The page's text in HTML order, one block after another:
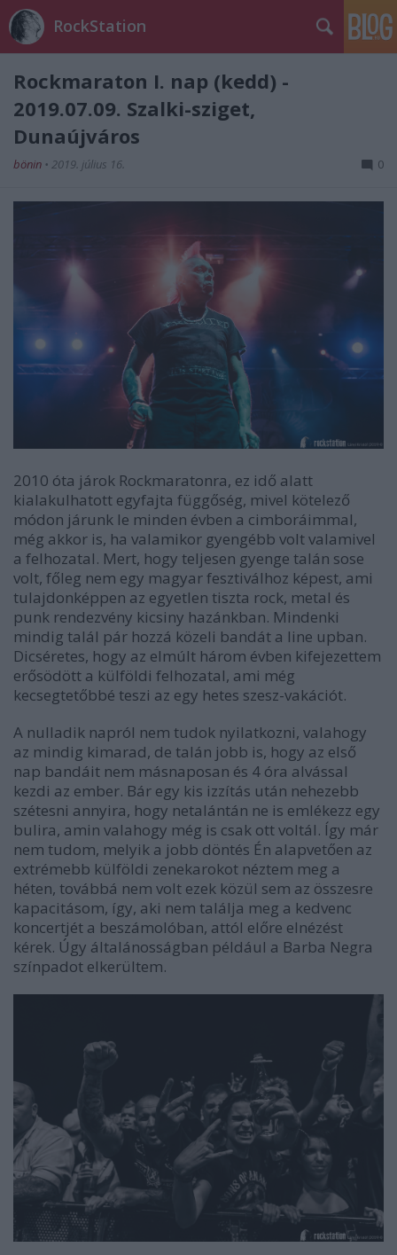
RockStation
Rockmaraton I. nap (kedd) -
2019.07.09. Szalki-sziget,
Dunaújváros
bönin • 2019. július 16. 0
2010 óta járok Rockmaratonra, ez idő alatt
kialakulhatott egyfajta függőség, mivel kötelező
módon járunk le minden évben a cimboráimmal,
még akkor is, ha valamikor gyengébb volt valamivel
a felhozatal. Mert, hogy teljesen gyenge talán sose
volt, főleg nem egy magyar fesztiválhoz képest, ami
tulajdonképpen az egyetlen tiszta rock, metal és
punk rendezvény kicsiny hazánkban. Mindenki
mindig talál pár hozzá közeli bandát a line upban.
Dicséretes, hogy az elmúlt három évben kifejezettem
erősödött a külföldi felhozatal, ami még
kecsegtetőbbé teszi az egy hetes szesz-vakációt.
A nulladik napról nem tudok nyilatkozni, valahogy
az mindig kimarad, de talán jobb is, hogy az első
nap bandáit nem másnaposan és 4 óra alvással
kezdi az ember. Bár egy kis izzítás után nehezebb
szétesni annyira, hogy netalántán ne is emlékezz egy
bulira, amin valahogy még is csak ott voltál. Így már
nem tudom, melyik a jobb döntés Én alapvetően az
extrémebb külföldi zenekarokot néztem meg a
héten, továbbá nem volt ezek közül sem az összesre
kapacitásom, így, aki nem találja meg a kedvenc
koncertjét a beszámolóban, attól előre elnézést
kérek. Úgy általánosságban például a Barba Negra
színpadot elkerültem.